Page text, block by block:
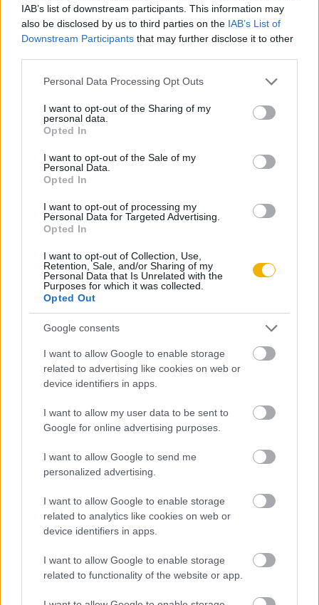
IAB’s list of downstream participants. This information may
also be disclosed by us to third parties on the IAB’s List of
Downstream Participants that may further disclose it to other
Please note that this website/app uses one or more Google
not limited to your visit or usage behaviour. You may click to
grant or deny consent to Google and its third-party tags to
use your data for below specified purposes in below Google
consent section.
Personal Data Processing Opt Outs
I want to opt-out of the Sharing of my
personal data.
Opted In
I want to opt-out of the Sale of my
Personal Data.
Opted In
I want to opt-out of processing my
Personal Data for Targeted Advertising.
Opted In
I want to opt-out of Collection, Use,
Retention, Sale, and/or Sharing of my
Personal Data that Is Unrelated with the
Purposes for which it was collected.
Opted Out
Google consents
I want to allow Google to enable storage
related to advertising like cookies on web or
device identifiers in apps.
I want to allow my user data to be sent to
Google for online advertising purposes.
I want to allow Google to send me
personalized advertising.
I want to allow Google to enable storage
related to analytics like cookies on web or
device identifiers in apps.
I want to allow Google to enable storage
related to functionality of the website or app.
ezért I. Ferenc Józsefen (ur. 1848-1916) keresztül Miksát
kereste meg, hogy trónra ültesse a közép-amerikai
A főherceg húzódozott, de miután a franciák által rendezett
tavaszán elfogadta egy olyan ország koronáját, amit még
csak nem is ismert. Ez végzetes hibának bizonyult, Miksa
ugyanis kétéves mexikói uralkodása alatt teljes tévhitben
élt: a népszavazás eredményét valósnak fogadta el, az
értékelte, és úgy gondolta, liberális kormányzásával
népszerűségre tesz majd szert. Nem gondolt bele abba sem,
hogy a mexikóiak nagy része egy megszálló hatalom
bábjaként tekint rá, így hiába hozott haladó szellemű
földtörvényt, hiába szélesítette ki a választójogot, és ígért
amnesztiát többek között Juárez egykori elnöknek is, nem
szerették meg Mexikóban. Sőt, a hatalmát biztosító francia
hadsereg kegyetlenkedéseit is a jóindulatú, de tájékozatlan
Miksának tulajdonították, mozgalmat szervezve
megbuktatására.
Közben az Egyesült Államokban befejeződött a polgárháború,
a szomszédos nagyhatalom pedig – a Monroe-elv
szellemében – nem nézte jó szemmel III. Napóleon mexikói
térnyerését. Az amerikaiak színleg a mexikói indiánok határ
menti rombolását megtorló csapatokat küldtek át a határon,
ezek az egységek azonban a franciákkal csaptak össze. A
francia császár félt egy esetleges amerikai háborútól, ezért
1866-ben kivonta csapatait az országból, hiába kérve Miksát
a trón feladására, akinek naivitása életébe került.
A francia hadsereg távozása után a császár helyzete